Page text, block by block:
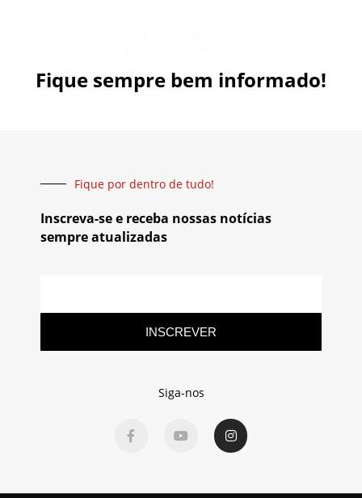
Fique sempre bem informado!
Fique por dentro de tudo!
Inscreva-se e receba nossas notícias
sempre atualizadas
INSCREVER
Siga-nos